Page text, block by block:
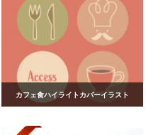
カフェ食ハイライトカバーイラスト